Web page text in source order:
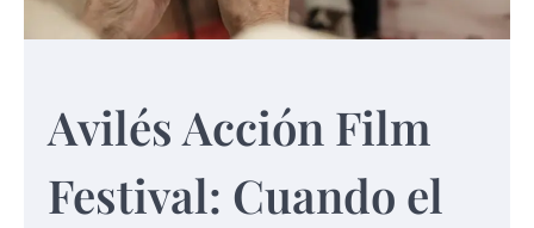
Avilés Acción Film
Festival: Cuando el